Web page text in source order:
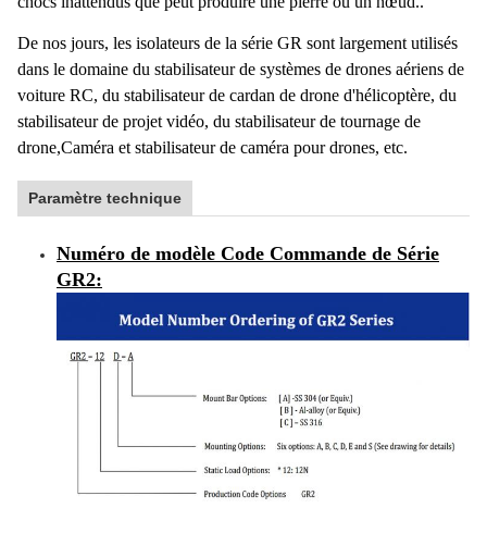
De nos jours, les isolateurs de la série GR sont largement utilisés
dans le domaine du stabilisateur de systèmes de drones aériens de
voiture RC, du stabilisateur de cardan de drone d'hélicoptère, du
stabilisateur de projet vidéo, du stabilisateur de tournage de
drone,Caméra et stabilisateur de caméra pour drones, etc.
Paramètre technique
Numéro de modèle Code Commande de Série
GR2: